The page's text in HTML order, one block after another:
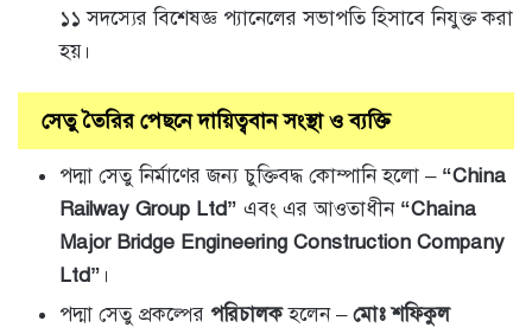
১১ সদস্যের বিশেষজ্ঞ প্যানেলের সভাপতি হিসাবে নিযুক্ত করা
হয়।
সেতু তৈরির পেছনে দায়িত্ববান সংস্থা ও ব্যক্তি
পদ্মা সেতু নির্মাণের জন্য চুক্তিবদ্ধ কোম্পানি হলো – “China
Railway Group Ltd” এবং এর আওতাধীন “Chaina
Major Bridge Engineering Construction Company
Ltd” ।
পদ্মা সেতু প্রকল্পের পরিচালকহলেন –মোঃ শফিকুল